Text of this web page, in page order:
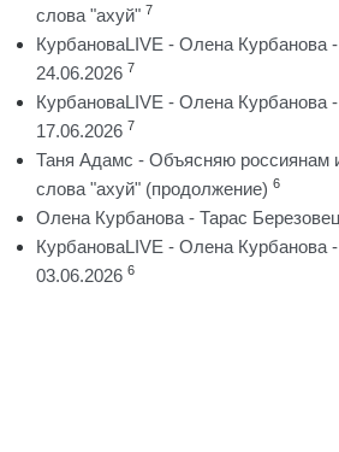
слова "ахуй" 7
КурбановаLIVE - Олена Курбанова
24.06.2026 7
КурбановаLIVE - Олена Курбанова
17.06.2026 7
Таня Адамс - Объясняю россиянам
слова "ахуй" (продолжение) 6
Олена Курбанова - Тарас
КурбановаLIVE - Олена Курбанова
03.06.2026 6